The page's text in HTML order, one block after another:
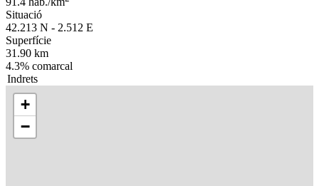
Situació
42.213 N - 2.512 E
Superfície
31.90 km
4.3% comarcal
Indrets
+
−